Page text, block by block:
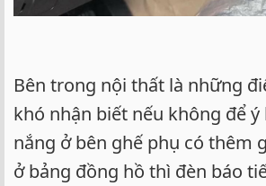
Bên trong nội thất là những
khó nhận biết nếu không để ý
nắng ở bên ghế phụ có thêm
ở bảng đồng hồ thì đèn báo